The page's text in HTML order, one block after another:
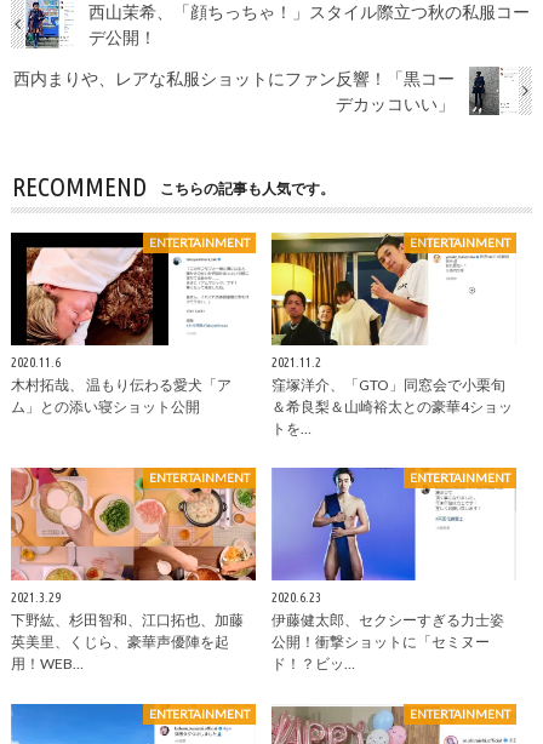
西山茉希、「顔ちっちゃ！」スタイル際立つ秋の私服コー
デ公開！
西内まりや、レアな私服ショットにファン反響！「黒コー
デカッコいい」
RECOMMEND こちらの記事も人気です。
ENTERTAINMENT
2020.11.6
木村拓哉、 温もり伝わる愛犬「ア
ム」との添い寝ショット公開
ENTERTAINMENT
2021.11.2
窪塚洋介、「GTO」同窓会で小栗旬
＆希良梨＆山崎裕太との豪華4ショッ
トを…
ENTERTAINMENT
2021.3.29
下野紘、杉田智和、江口拓也、加藤
英美里、くじら、豪華声優陣を起
用！WEB…
ENTERTAINMENT
2020.6.23
伊藤健太郎、セクシーすぎる力士姿
公開！衝撃ショットに「セミヌー
ド！？ビッ…
ENTERTAINMENT ENTERTAINMENT